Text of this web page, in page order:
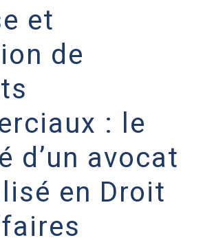
et
de
: le
d’un avocat
en Droit